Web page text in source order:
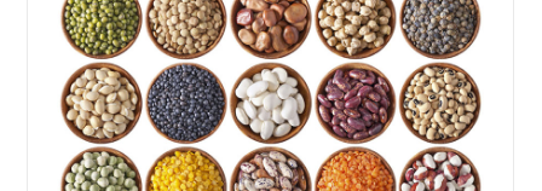
lectine qui perturbent voire empêchent l’absorption
des protéines, du zinc, du fer et du calcium. Une
préparation est nécessaire avant de pouvoir les
consommer (trempage, fermentation, cuisson par
exemple).
Les légumineuses contiennent des substances
nocives pour la santé notamment l’acide phytique qui
a tendance à augmenter la perméabilité intestinale.
Les risques de passage d’éléments indésirables